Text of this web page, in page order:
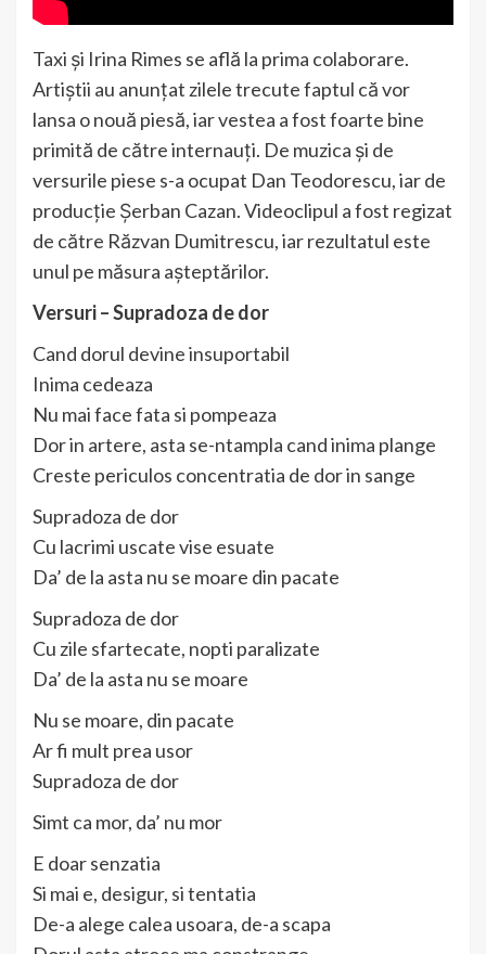
Taxi și Irina Rimes se află la prima colaborare.
Artiștii au anunțat zilele trecute faptul că vor
lansa o nouă piesă, iar vestea a fost foarte bine
primită de către internauți. De muzica și de
versurile piese s-a ocupat Dan Teodorescu, iar de
producție Șerban Cazan. Videoclipul a fost regizat
de către Răzvan Dumitrescu, iar rezultatul este
unul pe măsura așteptărilor.
Versuri – Supradoza de dor
Cand dorul devine insuportabil
Inima cedeaza
Nu mai face fata si pompeaza
Dor in artere, asta se-ntampla cand inima plange
Creste periculos concentratia de dor in sange
Supradoza de dor
Cu lacrimi uscate vise esuate
Da’ de la asta nu se moare din pacate
Supradoza de dor
Cu zile sfartecate, nopti paralizate
Da’ de la asta nu se moare
Nu se moare, din pacate
Ar fi mult prea usor
Supradoza de dor
Simt ca mor, da’ nu mor
E doar senzatia
Si mai e, desigur, si tentatia
De-a alege calea usoara, de-a scapa